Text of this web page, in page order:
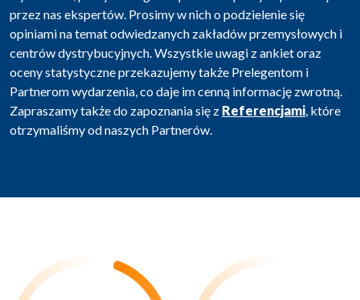
przez nas ekspertów. Prosimy w nich o podzielenie się
opiniami na temat odwiedzanych zakładów przemysłowych i
centrów dystrybucyjnych. Wszystkie uwagi z ankiet oraz
oceny statystyczne przekazujemy także Prelegentom i
Partnerom wydarzenia, co daje im cenną informację zwrotną.
Zapraszamy także do zapoznania się z Referencjami, które
otrzymaliśmy od naszych Partnerów.